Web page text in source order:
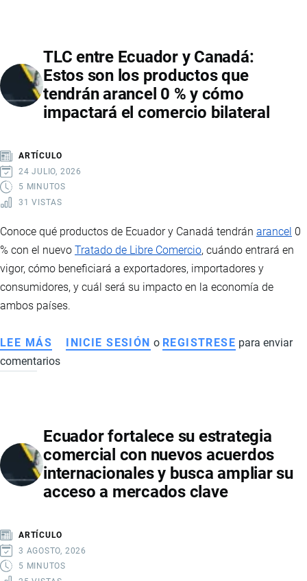
A
ECUADOR
BUSCANDO
AMPLIAR
ESTRATÉGICA
CON
COMERCIO,
MINERALES
TLC entre Ecuador y Canadá:
Estos son los productos que
tendrán arancel 0 % y cómo
impactará el comercio bilateral
ARTÍCULO
24 JULIO, 2026
5 MINUTOS
31 VISTAS
Conoce qué productos de Ecuador y Canadá tendrán arancel 0
% con el nuevo Tratado de Libre Comercio, cuándo entrará en
vigor, cómo beneficiará a exportadores, importadores y
consumidores, y cuál será su impacto en la economía de
ambos países.
LEE MÁS SOBRE
TLC
CANADÁ:
ESTOS
SON
LOS
TENDRÁN
ARANCEL
INICIE SESIÓN o REGISTRESE para enviar
comentarios
Ecuador fortalece su estrategia
comercial con nuevos acuerdos
internacionales y busca ampliar su
acceso a mercados clave
ARTÍCULO
3 AGOSTO, 2026
5 MINUTOS